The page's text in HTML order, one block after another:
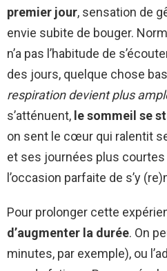
premier jour, sensation de
envie subite de bouger.
n’a pas l’habitude de
des jours, quelque chose
respiration devient plus
s’atténuent, le sommeil se
on sent le cœur qui ralentit
et ses journées plus
l’occasion parfaite de s’y
Pour prolonger cette
d’augmenter la durée. On
minutes, par exemple), ou